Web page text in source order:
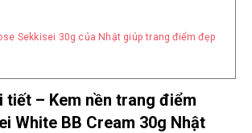
Sekkisei 30g của Nhật giúp trang điểm đẹp
tiết – Kem nền trang điểm
White BB Cream 30g Nhật